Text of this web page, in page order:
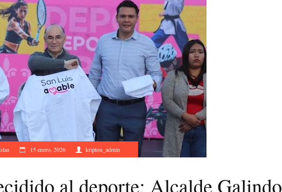
15 enero, 2026 kripton_admin
al deporte: Alcalde Galindo